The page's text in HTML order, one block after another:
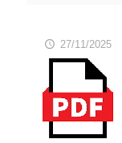
27/11/2025